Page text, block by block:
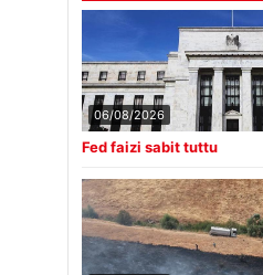
06/08/2026
Fed faizi sabit tuttu